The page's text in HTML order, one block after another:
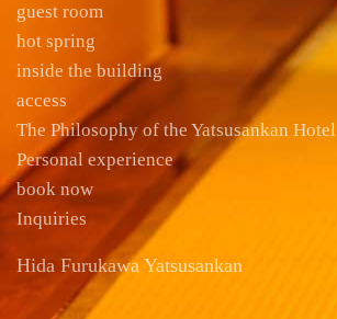
guest room
hot spring
inside the building
access
The Philosophy of the Yatsusankan Hotel
Personal experience
book now
Inquiries
Hida Furukawa Yatsusankan